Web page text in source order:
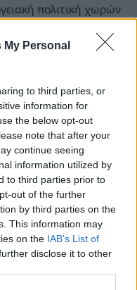
Personal
to third parties, or
information for
the below opt-out
note that after your
continue seeing
information utilized by
to third parties prior to
out of the further
by third parties on the
This information may
on the IAB’s List of
disclose it to other
πολιτική χωρών
φυσικού αερίου και
καταργούν τα